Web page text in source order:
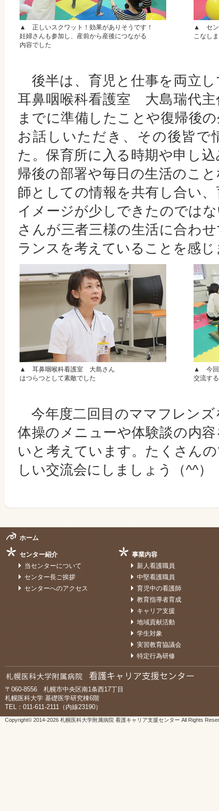
▲ 正しいスクワット！効果がありそうです！
妊婦さんも参加し、産前から産後につながる
内容でした
▲ セン
こなし
後半は、育児と仕事を両立
耳鼻咽喉科看護室 大島瑞代主
までに準備したことや復帰後
お話しいただき、その後皆で
た。保育所に入る時期や申し
帰後の部署や毎日の生活のこ
師としての情報を共有し合い
イメージが少しできたのでは
さんが三者三様の生活に合わ
ランスを考えていることを感
▲ 耳鼻咽喉科看護室 大島さん
はつらつとして素敵でした
▲ 今回
交流す
今年度二回目のママフレンズ
体操のメニューや体験談の内
いと考えています。たくさん
しい交流会にしましょう（^^）
ホーム
センター紹介
当センターについて
センター長ご挨拶
センターへのアクセス
事業内容
新人看護職員
中堅看護職員
育児中の看護師
教育指導者育成
キャリア支援
地域貢献活動
学生対象
実習教育協議会
特定行為研修
〒060-8556 札幌市中央区南1条西17丁目
札幌医科大学 基礎医学研究棟6階
TEL：011-611-2111（内線23190）
Copyright© 2014-2026 札幌医科大学附属病院 看護キャリア支援センター All Rights